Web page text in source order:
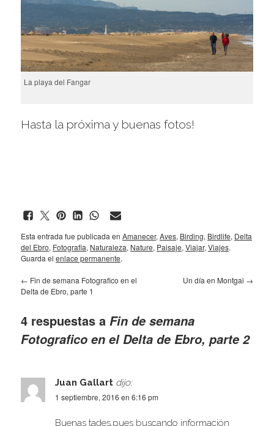
La playa del Fangar
Hasta la próxima y buenas fotos!
Esta entrada fue publicada en Amanecer, Aves, Birding, Birdlife, Delta
del Ebro, Fotografia, Naturaleza, Nature, Paisaje, Viajar, Viajes.
Guarda el enlace permanente.
← Fin de semana Fotografico en el
Delta de Ebro, parte 1
Un día en Montgai →
4 respuestas a Fin de semana
Fotografico en el Delta de Ebro, parte 2
Juan Gallart dijo:
1 septiembre, 2016 en 6:16 pm
Buenas tades,pues buscando información